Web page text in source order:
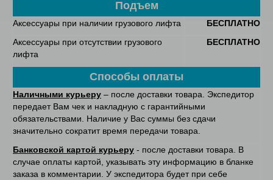
Подъем
Аксессуары при наличии грузового лифта
БЕСПЛАТНО
Аксессуары при отсутствии грузового
лифта
БЕСПЛАТНО
Способы оплаты
Наличными курьеру – после доставки товара. Экспедитор
передает Вам чек и накладную с гарантийными
обязательствами. Наличие у Вас суммы без сдачи
значительно сократит время передачи товара.
Банковской картой курьеру - после доставки товара. В
случае оплаты картой, указывать эту информацию в бланке
заказа в комментарии. У экспедитора будет при себе